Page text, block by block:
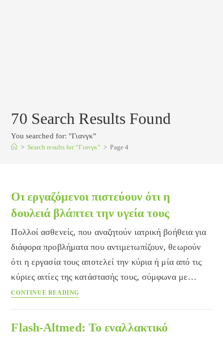
70 Search Results Found
You searched for: "Γιανγκ"
> Search results for“Γιανγκ” > Page 4
Οι εργαζόμενοι πιστεύουν ότι η
δουλειά βλάπτει την υγεία τους
Πολλοί ασθενείς, που αναζητούν ιατρική βοήθεια για
διάφορα προβλήματα που αντιμετωπίζουν, θεωρούν
ότι η εργασία τους αποτελεί την κύρια ή μία από τις
κύριες αιτίες της κατάστασής τους, σύμφωνα με…
CONTINUE READING
ότι
Flash-Altmed: Το εναλλακτικό